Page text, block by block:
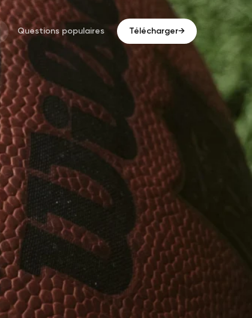
Questions populaires Télécharger→